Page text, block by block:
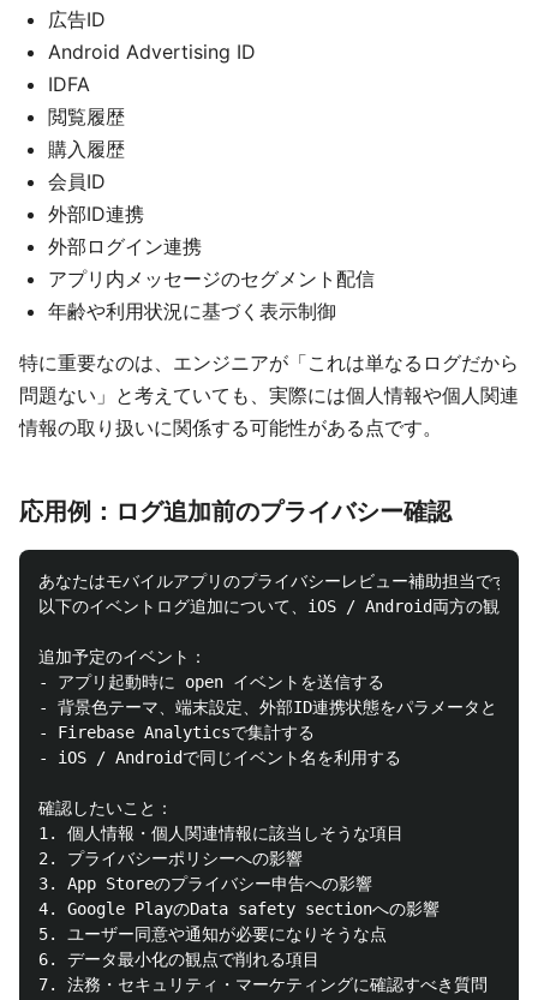
広告ID
Android Advertising ID
IDFA
閲覧履歴
購入履歴
会員ID
外部ID連携
外部ログイン連携
アプリ内メッセージのセグメント配信
年齢や利用状況に基づく表示制御
特に重要なのは、エンジニアが「これは単なるログだから
問題ない」と考えていても、実際には個人情報や個人関連
情報の取り扱いに関係する可能性がある点です。
応用例：ログ追加前のプライバシー確認
あなたはモバイルアプリのプライバシーレビュー補助担当です。
以下のイベントログ追加について、iOS / Android両方の観点で
追加予定のイベント：
- アプリ起動時に open イベントを送信する
- 背景色テーマ、端末設定、外部ID連携状態をパラメータとして
- Firebase Analyticsで集計する
- iOS / Androidで同じイベント名を利用する
確認したいこと：
1. 個人情報・個人関連情報に該当しそうな項目
2. プライバシーポリシーへの影響
3. App Storeのプライバシー申告への影響
4. Google PlayのData safety sectionへの影響
5. ユーザー同意や通知が必要になりそうな点
6. データ最小化の観点で削れる項目